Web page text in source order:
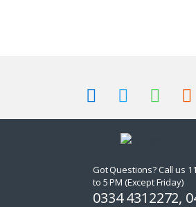
Got Questions? Call us
to 5 PM (Except Friday)
0334 4312272,